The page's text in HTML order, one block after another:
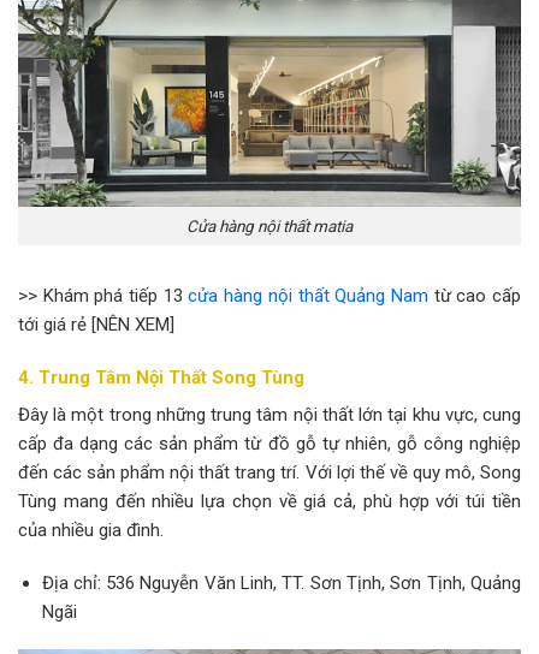
Cửa hàng nội thất matia
>> Khám phá tiếp 13cửa hàng nội thất Quảng Nam từ cao cấp
tới giá rẻ [NÊN XEM]
4. Trung Tâm Nội Thất Song Tùng
Đây là một trong những trung tâm nội thất lớn tại khu vực, cung
cấp đa dạng các sản phẩm từ đồ gỗ tự nhiên, gỗ công nghiệp
đến các sản phẩm nội thất trang trí. Với lợi thế về quy mô, Song
Tùng mang đến nhiều lựa chọn về giá cả, phù hợp với túi tiền
của nhiều gia đình.
Địa chỉ: 536 Nguyễn Văn Linh, TT. Sơn Tịnh, Sơn Tịnh, Quảng
Ngãi